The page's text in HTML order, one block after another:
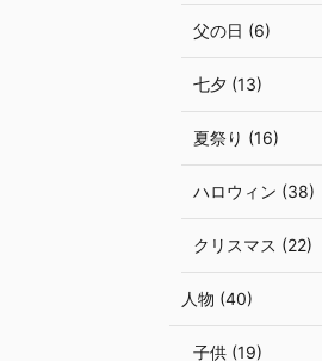
父の日 (6)
七夕 (13)
夏祭り (16)
ハロウィン (38)
クリスマス (22)
人物 (40)
子供 (19)